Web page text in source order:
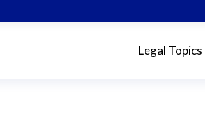
Legal Topics